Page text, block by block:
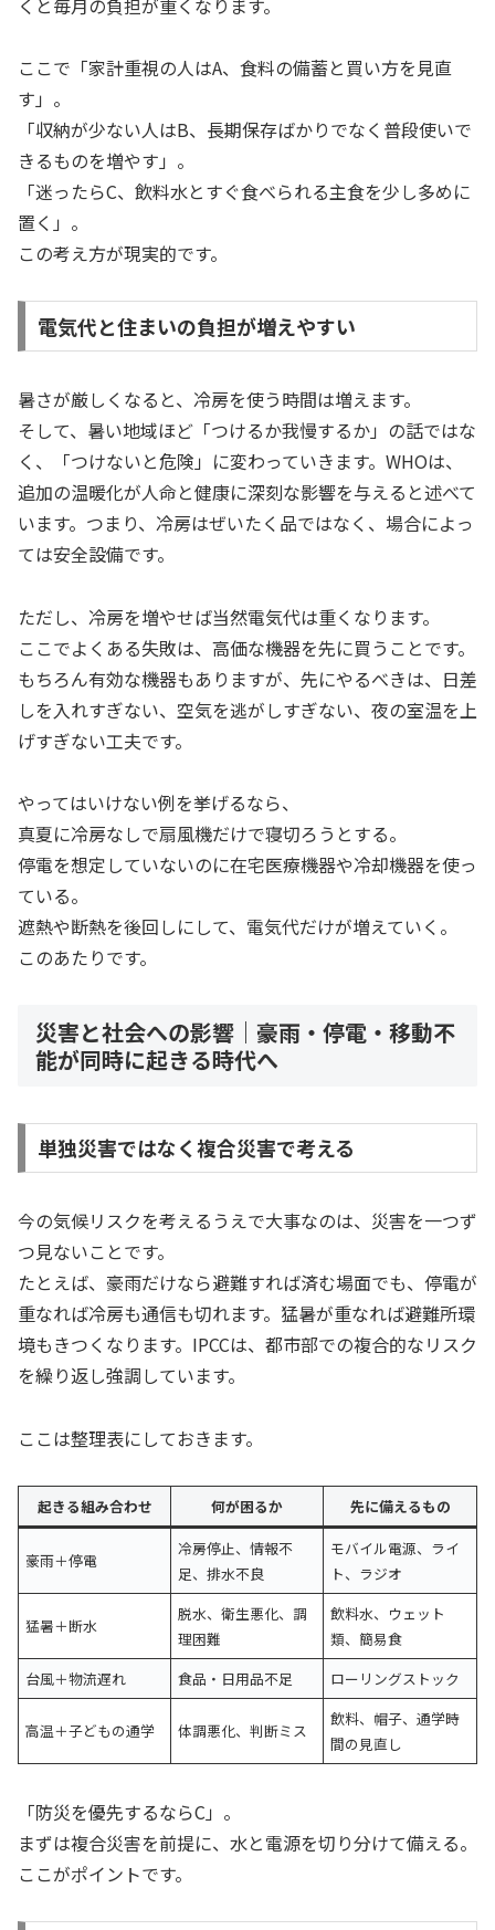
ここで「家計重視の人はA、食料の備蓄と買い方を見直
す」。
「収納が少ない人はB、長期保存ばかりでなく普段使いで
きるものを増やす」。
「迷ったらC、飲料水とすぐ食べられる主食を少し多めに
置く」。
この考え方が現実的です。
電気代と住まいの負担が増えやすい
暑さが厳しくなると、冷房を使う時間は増えます。
そして、暑い地域ほど「つけるか我慢するか」の話ではな
く、「つけないと危険」に変わっていきます。WHOは、
追加の温暖化が人命と健康に深刻な影響を与えると述べて
います。つまり、冷房はぜいたく品ではなく、場合によっ
ては安全設備です。
ただし、冷房を増やせば当然電気代は重くなります。
ここでよくある失敗は、高価な機器を先に買うことです。
もちろん有効な機器もありますが、先にやるべきは、日差
しを入れすぎない、空気を逃がしすぎない、夜の室温を上
げすぎない工夫です。
やってはいけない例を挙げるなら、
真夏に冷房なしで扇風機だけで寝切ろうとする。
停電を想定していないのに在宅医療機器や冷却機器を使っ
ている。
遮熱や断熱を後回しにして、電気代だけが増えていく。
このあたりです。
災害と社会への影響｜豪雨・停電・移動不
能が同時に起きる時代へ
単独災害ではなく複合災害で考える
今の気候リスクを考えるうえで大事なのは、災害を一つず
つ見ないことです。
たとえば、豪雨だけなら避難すれば済む場面でも、停電が
重なれば冷房も通信も切れます。猛暑が重なれば避難所環
境もきつくなります。IPCCは、都市部での複合的なリスク
を繰り返し強調しています。
ここは整理表にしておきます。
起きる組み合わせ 何が困るか 先に備えるもの
豪雨＋停電
冷房停止、情報不
足、排水不良
モバイル電源、ライ
ト、ラジオ
猛暑＋断水
脱水、衛生悪化、調
理困難
飲料水、ウェット
類、簡易食
台風＋物流遅れ
食品・日用品不足 ローリングストック
高温＋子どもの通学 体調悪化、判断ミス
飲料、帽子、通学時
間の見直し
「防災を優先するならC」。
まずは複合災害を前提に、水と電源を切り分けて備える。
ここがポイントです。